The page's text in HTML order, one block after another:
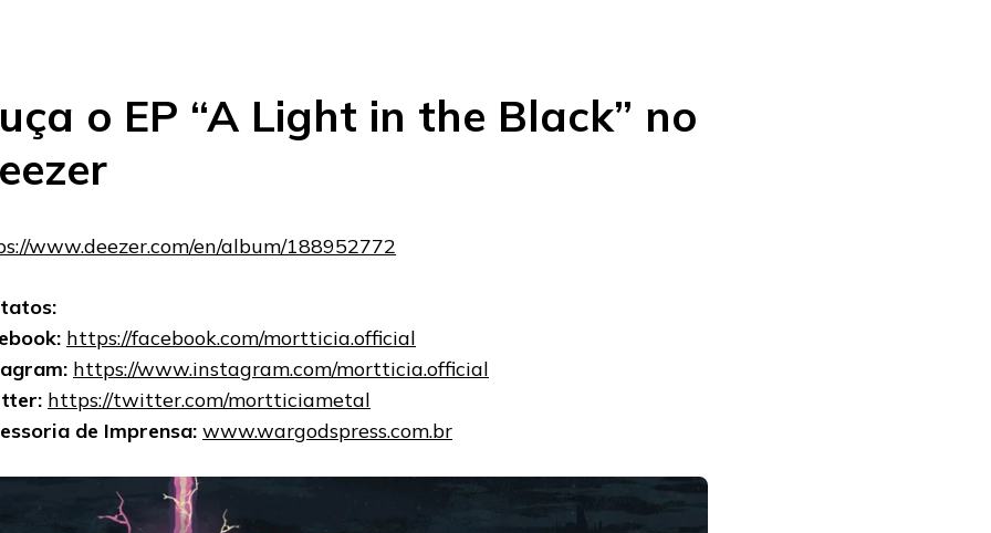
o EP “A Light in the Black” no
www.deezer.com/en/album/188952772
https://facebook.com/mortticia.official
https://www.instagram.com/mortticia.official
https://twitter.com/mortticiametal
de Imprensa: www.wargodspress.com.br